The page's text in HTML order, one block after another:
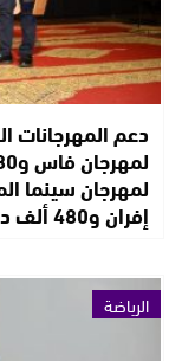
إفران و480 ألف درهم للمهرجان الدولي للفيلم…
الرياضة